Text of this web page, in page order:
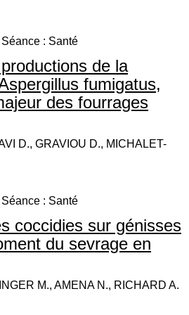
: Santé
de la
fumigatus,
des fourrages
D., GRAVIOU D., MICHALET-
: Santé
coccidies sur génisses
du sevrage en
M., AMENA N., RICHARD A.